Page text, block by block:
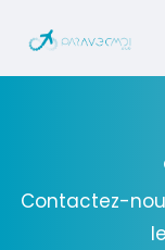
Contactez-